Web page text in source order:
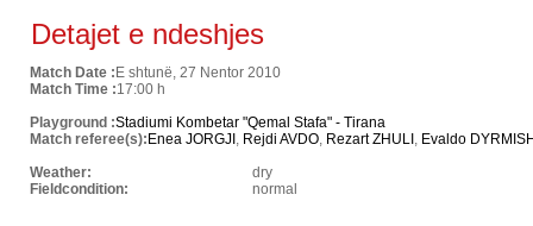
Detajet e ndeshjes
Match Date : E shtunë, 27 Nentor 2010
Match Time :17:00 h
Playground :Stadiumi Kombetar "Qemal Stafa" - Tirana
Match referee(s): Enea JORGJI , Rejdi AVDO, Rezart ZHULI , Evaldo
Weather:
dry
Fieldcondition:
normal